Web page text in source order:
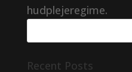
hudplejeregime.
Recent Posts